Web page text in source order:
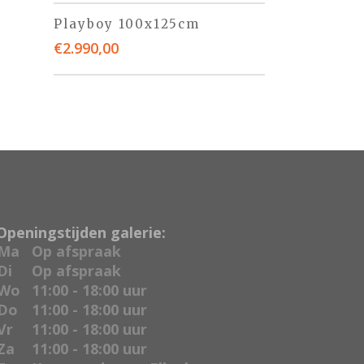
Playboy 100x125cm
€2.990,00
galerie:
Op afspraak
Op afspraak
11:00 - 18:00 uur
11:00 - 18:00 uur
11:00 - 18:00 uur
11:00 - 18:00 uur